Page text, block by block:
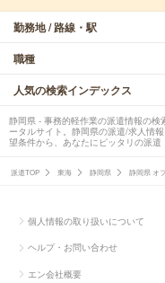
勤務地 / 路線・駅
職種
人気の検索インデックス
静岡県 - 事務的軽作業の派遣情報の
ータルサイト。静岡県の派遣/求人情
望条件から、あなたにピッタリの派遣
派遣TOP 東海 静岡県 静岡県 オ
個人情報の取り扱いについて
ヘルプ・お問い合わせ
エン会社概要